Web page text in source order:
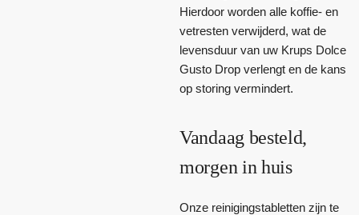
Hierdoor worden alle koffie- en
vetresten verwijderd, wat de
levensduur van uw Krups Dolce
Gusto Drop verlengt en de kans
op storing vermindert.
Vandaag besteld,
morgen in huis
Onze reinigingstabletten zijn te